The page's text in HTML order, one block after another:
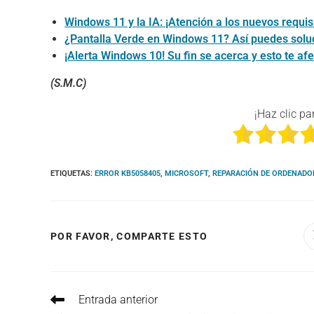
Windows 11 y la IA: ¡Atención a los nuevos
¿Pantalla Verde en Windows 11? Así puedes
¡Alerta Windows 10! Su fin se acerca y esto te
(S.M.C)
¡Haz clic
ETIQUETAS: ERROR KB5058405 MICROSOFT, REPARACIÓN DE
POR FAVOR, COMPARTE ESTO
Leer
más
Entrada anterior